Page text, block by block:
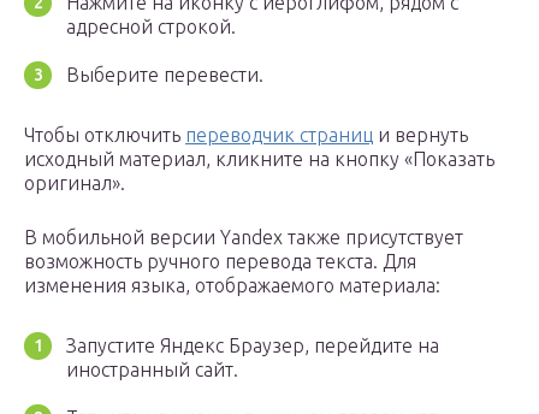
адресной строкой.
Выберите перевести.
Чтобы отключить переводчик страниц и вернуть
исходный материал, кликните на кнопку «Показать
оригинал».
В мобильной версии Yandex также присутствует
возможность ручного перевода текста. Для
изменения языка, отображаемого материала:
Запустите Яндекс Браузер, перейдите на
иностранный сайт.